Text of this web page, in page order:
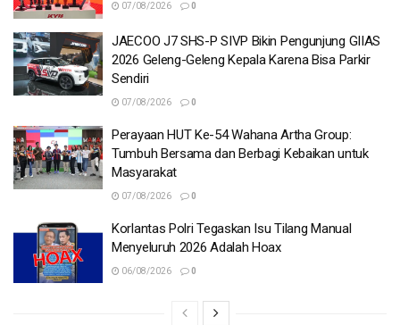
07/08/2026 0
JAECOO J7 SHS-P SIVP Bikin Pengunjung GIIAS
2026 Geleng-Geleng Kepala Karena Bisa Parkir
Sendiri
07/08/2026 0
Perayaan HUT Ke-54 Wahana Artha Group:
Tumbuh Bersama dan Berbagi Kebaikan untuk
Masyarakat
07/08/2026 0
Korlantas Polri Tegaskan Isu Tilang Manual
Menyeluruh 2026 Adalah Hoax
06/08/2026 0